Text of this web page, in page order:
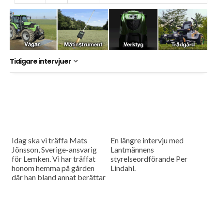
Tidigare intervjuer
Idag ska vi träffa Mats
Jönsson, Sverige-ansvarig
för Lemken. Vi har träffat
honom hemma på gården
där han bland annat berättar
En längre intervju med
Lantmännens
styrelseordförande Per
Lindahl.